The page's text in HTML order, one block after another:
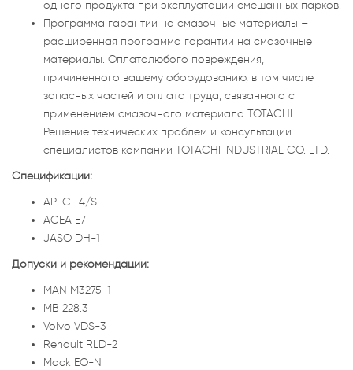
одного продукта при эксплуатации смешанных парков.
Программа гарантии на смазочные материалы –
расширенная программа гарантии на смазочные
материалы. Оплаталюбого повреждения,
причиненного вашему оборудованию, в том числе
запасных частей и оплата труда, связанного с
применением смазочного материала TOTACHI.
Решение технических проблем и консультации
специалистов компании TOTACHI INDUSTRIAL CO. LTD.
Спецификации:
API CI-4/SL
ACEA E7
JASO DH-1
Допуски и рекомендации:
MAN M3275-1
MB 228.3
Volvo VDS-3
Renault RLD-2
Mack EO-N